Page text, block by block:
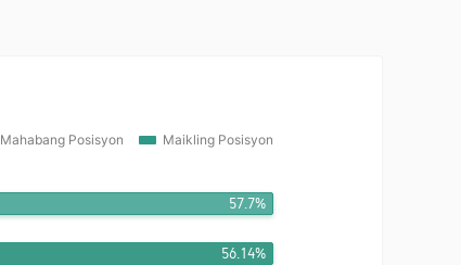
Mahabang Posisyon Maikling Posisyon
57.7%
56.14%